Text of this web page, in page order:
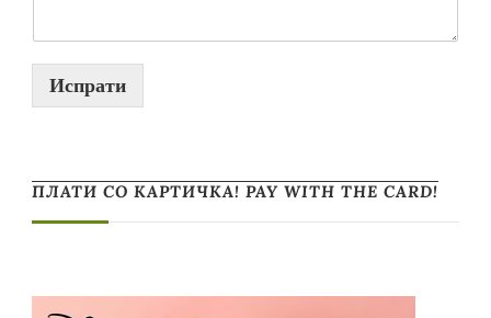
Испрати
ПЛАТИ СО КАРТИЧКА! PAY WITH THE CARD!